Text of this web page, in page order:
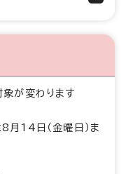
が変わります
月14日（金曜日）ま